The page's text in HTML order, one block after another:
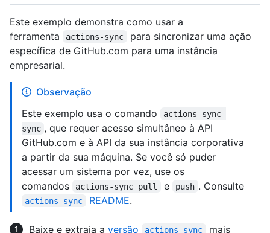
Este exemplo demonstra como usar a
ferramenta
actions-sync
para sincronizar uma ação
específica de GitHub.com para uma instância
empresarial.
Observação
Este exemplo usa o comando
actions-sync
sync , que requer acesso simultâneo à API
GitHub.com e à API da sua instância corporativa
a partir da sua máquina. Se você só puder
acessar um sistema por vez, use os
comandos
actions-sync pull e push . Consulte
actions-sync README.
Baixe e extraia a versão actions-sync
mais